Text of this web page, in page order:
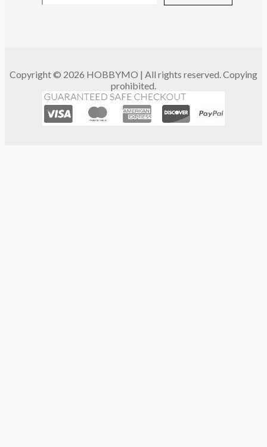
Copyright © 2026 HOBBYMO | All rights reserved. Copying
prohibited.